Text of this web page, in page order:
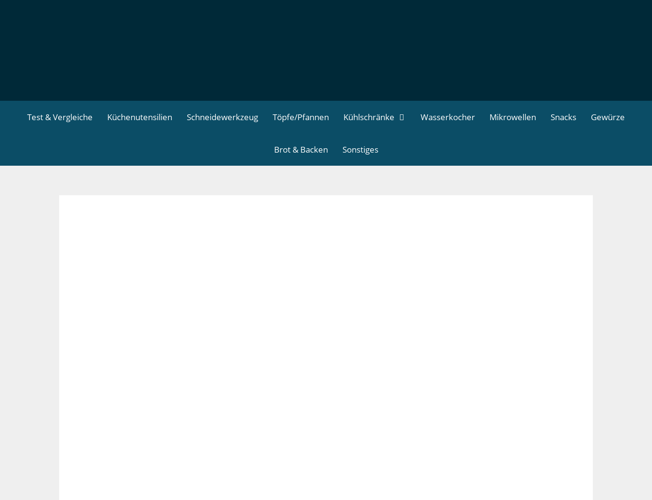
Test & Vergleiche Küchenutensilien Schneidewerkzeug Töpfe/Pfannen Kühlschränke Wasserkocher Mikrowellen Snacks Gewürze
Brot & Backen Sonstiges